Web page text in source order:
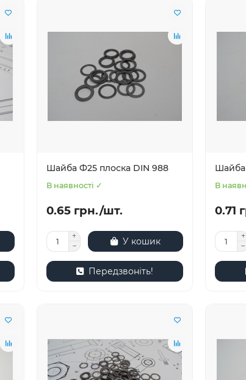
Шайба Ф25 плоска DIN 988
В наявності ✓
0.65 грн./шт.
У кошик
Передзвоніть!
Шайба
В
0.71